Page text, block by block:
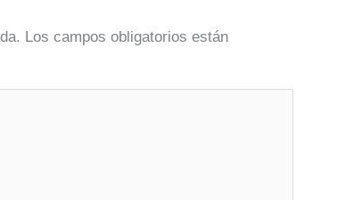
Los campos obligatorios están